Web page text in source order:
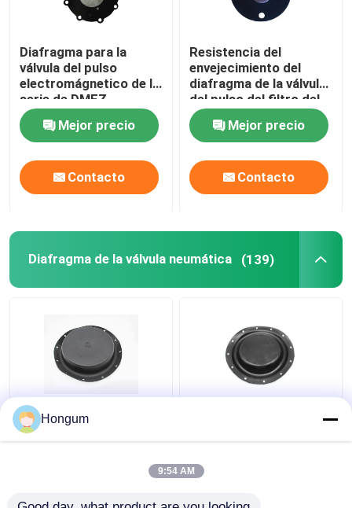
Diafragma para la
válvula del pulso
electromágnetico de la
serie de DMFZ
Mejor precio
Contacto
Resistencia del
envejecimiento del
diafragma de la válvula
del pulso del filtro del
franco del CR
Mejor precio
Contacto
Diafragma de la válvula neumática (139)
Diafragma del caucho
de nitrilo de Kit
Diafragma de la válvula
el clip del paño
Hongum
9:54 AM